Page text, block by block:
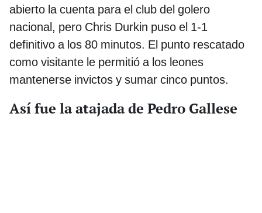
abierto la cuenta para el club del golero
nacional, pero Chris Durkin puso el 1-1
definitivo a los 80 minutos. El punto rescatado
como visitante le permitió a los leones
mantenerse invictos y sumar cinco puntos.
Así fue la atajada de Pedro Gallese